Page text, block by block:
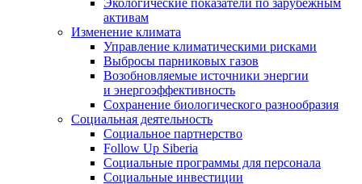
Экологические показатели по зарубежным
активам
Изменение климата
Управление климатическими рисками
Выбросы парниковых газов
Возобновляемые источники энергии
и энергоэффективность
Сохранение биологического разнообразия
Социальная деятельность
Социальное партнерство
Follow Up Siberia
Социальные программы для персонала
Социальные инвестиции